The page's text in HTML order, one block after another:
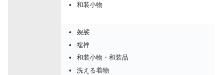
和装小物
袈裟
襦袢
和装小物・和装品
洗える着物